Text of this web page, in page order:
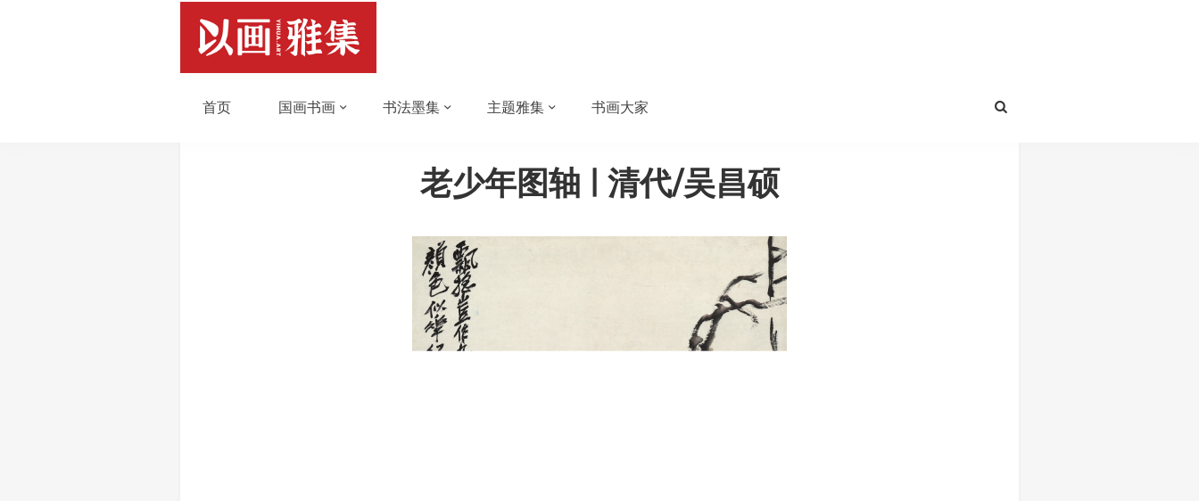
首页 国画书画 书法墨集 主题雅集 书画大家
老少年图轴 | 清代/吴昌硕